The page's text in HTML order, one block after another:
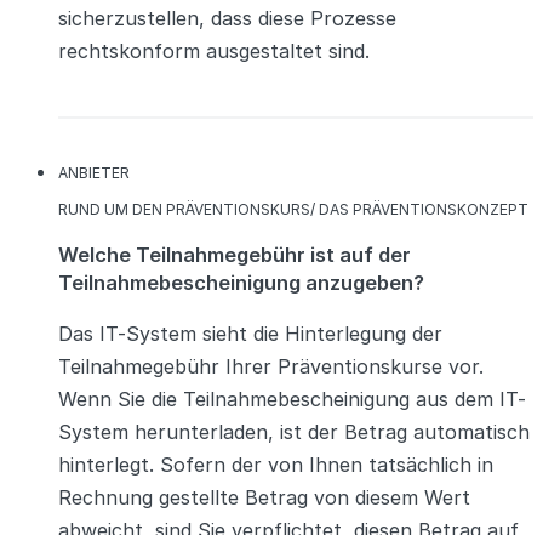
sicherzustellen, dass diese Prozesse
rechtskonform ausgestaltet sind.
KATEGORIEN
ANBIETER
KATEGORIEN
RUND UM DEN PRÄVENTIONSKURS/ DAS PRÄVENTIONSKONZEPT
Welche Teilnahmegebühr ist auf der
Teilnahmebescheinigung anzugeben?
Das IT-System sieht die Hinterlegung der
Teilnahmegebühr Ihrer Präventionskurse vor.
Wenn Sie die Teilnahmebescheinigung aus dem IT-
System herunterladen, ist der Betrag automatisch
hinterlegt. Sofern der von Ihnen tatsächlich in
Rechnung gestellte Betrag von diesem Wert
abweicht, sind Sie verpflichtet, diesen Betrag auf